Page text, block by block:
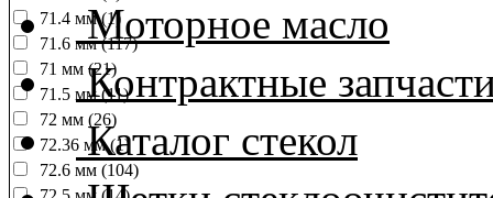
71.4 мм (1)
71.6 мм (117)
71 мм (21)
71.5 мм (11)
72 мм (26)
72.36 мм (1)
72.6 мм (104)
Моторное масло
Контрактные
Каталог стекол